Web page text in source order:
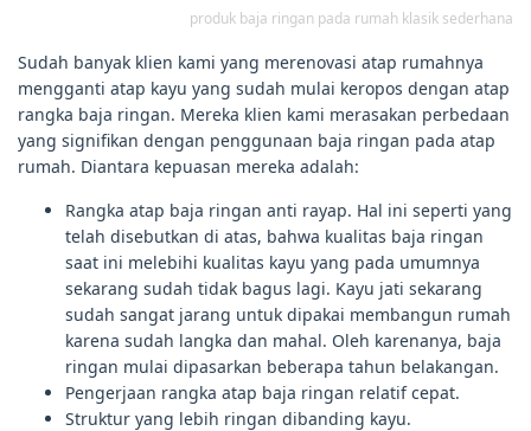
produk baja ringan pada rumah klasik sederhana
Sudah banyak klien kami yang merenovasi atap rumahnya
mengganti atap kayu yang sudah mulai keropos dengan atap
rangka baja ringan. Mereka klien kami merasakan perbedaan
yang signifikan dengan penggunaan baja ringan pada atap
rumah. Diantara kepuasan mereka adalah:
Rangka atap baja ringan anti rayap. Hal ini seperti yang
telah disebutkan di atas, bahwa kualitas baja ringan
saat ini melebihi kualitas kayu yang pada umumnya
sekarang sudah tidak bagus lagi. Kayu jati sekarang
sudah sangat jarang untuk dipakai membangun rumah
karena sudah langka dan mahal. Oleh karenanya, baja
ringan mulai dipasarkan beberapa tahun belakangan.
Pengerjaan rangka atap baja ringan relatif cepat.
Struktur yang lebih ringan dibanding kayu.